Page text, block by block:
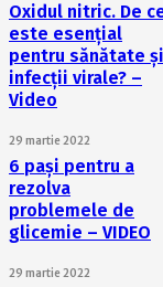
Oxidul nitric. De
este esențial
pentru sănătate și
infecții virale? –
Video
29 martie 2022
6 pași pentru a
rezolva
problemele de
glicemie – VIDEO
29 martie 2022